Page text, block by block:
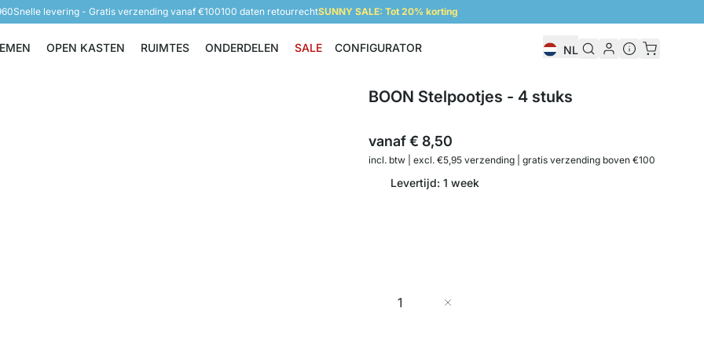
Snelle levering - Gratis verzending vanaf €100100 daten retourrechtSUNNY SALE: Tot 20% korting
Opbergsystemen
OPEN KASTEN
Open Kasten
RUIMTES
Ruimtes
ONDERDELEN
Onderdelen
SALE CONFIGURATOR NL
BOON Stelpootjes - 4 stuks
vanaf€ 8,50
incl. btw | excl. €5,95 verzending | gratis verzending boven €100
Levertijd: 1 week
Aantal